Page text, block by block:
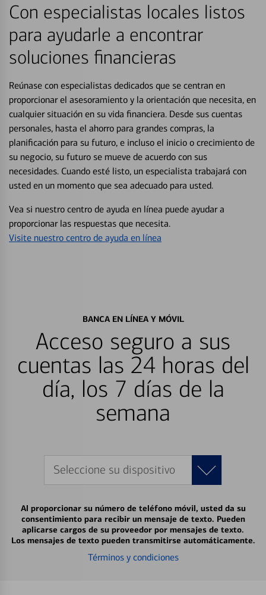
Con especialistas locales listos
para ayudarle a encontrar
soluciones financieras
Reúnase con especialistas dedicados que se centran en
proporcionar el asesoramiento y la orientación que necesita, en
cualquier situación en su vida financiera. Desde sus cuentas
personales, hasta el ahorro para grandes compras, la
planificación para su futuro, e incluso el inicio o crecimiento de
su negocio, su futuro se mueve de acuerdo con sus
necesidades. Cuando esté listo, un especialista trabajará con
usted en un momento que sea adecuado para usted.
Vea si nuestro centro de ayuda en línea puede ayudar a
proporcionar las respuestas que necesita.
Visite nuestro centro de ayuda en línea
BANCA EN LÍNEA Y MÓVIL
Acceso seguro a sus
cuentas las 24 horas del
día, los 7 días de la
semana
Seleccione su dispositivo
Al proporcionar su número de teléfono móvil, usted da su
consentimiento para recibir un mensaje de texto. Pueden
aplicarse cargos de su proveedor por mensajes de texto.
Los mensajes de texto pueden transmitirse automáticamente.
Términos y condiciones